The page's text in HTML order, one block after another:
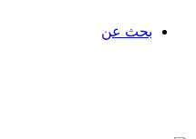
بحث عن